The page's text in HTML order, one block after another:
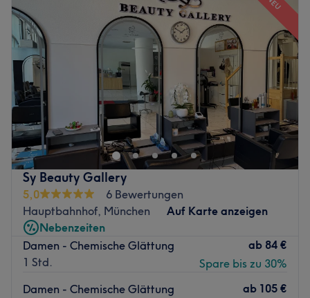
Sy Beauty Gallery
5,0
6 Bewertungen
Hauptbahnhof, München
Auf Karte anzeigen
Nebenzeiten
Damen - Chemische Glättung
1 Std.
ab 84 €
Spare bis zu 30%
Damen - Chemische Glättung
ab 105 €